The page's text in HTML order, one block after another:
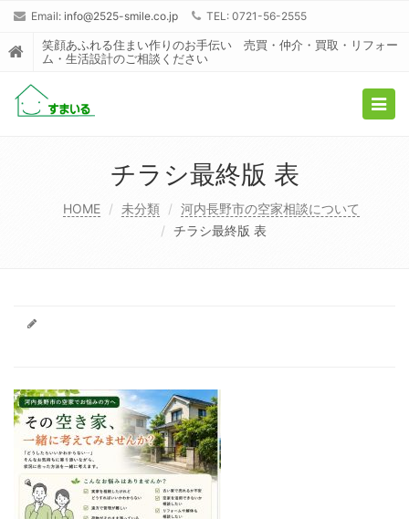
Email: info@2525-smile.co.jp TEL: 0721-56-2555
笑顔あふれる住まい作りのお手伝い 売買・仲介・買取・リフォー
ム・生活設計のご相談ください
チラシ最終版 表
HOME 未分類
河内長野市の空家相談について
チラシ最終版 表